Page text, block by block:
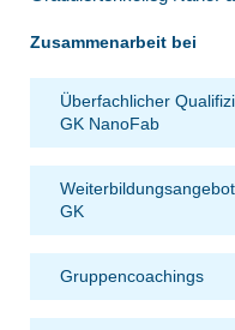
Zusammenarbeit bei
Überfachlicher
GK NanoFab
GK
Gruppencoachings